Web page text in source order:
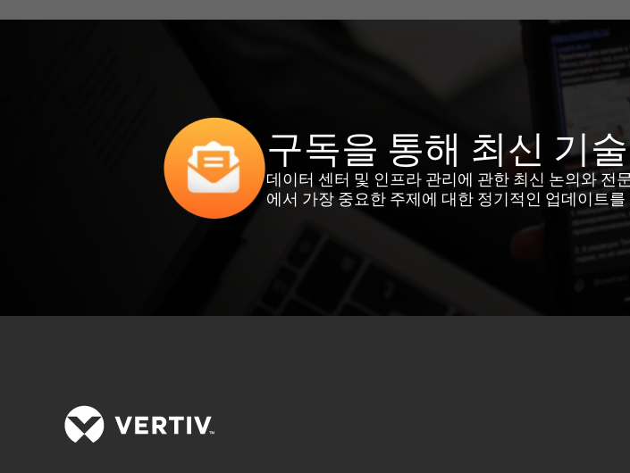
구독을 통해 최신 기
데이터 센터 및 인프라 관리에 관한 최신 논의와 전
에서 가장 중요한 주제에 대한 정기적인 업데이트